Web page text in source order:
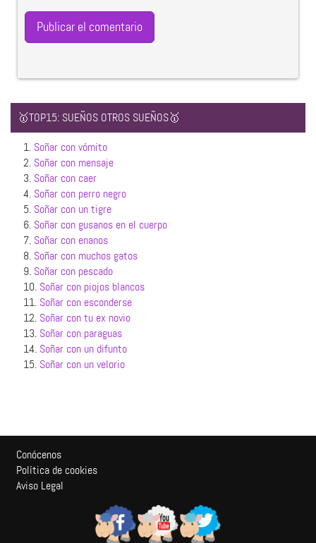
🥇TOP15: SUEÑOS OTROS SUEÑOS🥇
1. Soñar con vómito
2. Soñar con mensaje
3. Soñar con caer
4. Soñar con perro negro
5. Soñar con un tigre
6. Soñar con gusanos en el cuerpo
7. Soñar con enanos
8. Soñar con muchos gatos
9. Soñar con pescado
10. Soñar con piojos blancos
11. Soñar con esconderse
12. Soñar con tu ex novio
13. Soñar con paraguas
14. Soñar con un difunto
15. Soñar con un velorio
Conócenos
Política de cookies
Aviso Legal